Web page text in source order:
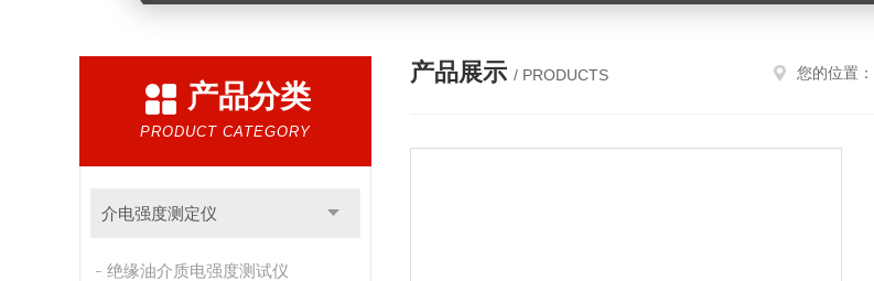
产品分类
PRODUCT CATEGORY
介电强度测定仪
绝缘油介质电强度测试仪
产品展示 / PRODUCTS 您的位置：